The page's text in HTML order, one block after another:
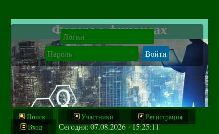
Форум о финансах
Поиск Участники
Регистрация
Вход
Сегодня: 07.08.2026 - 15:25:11